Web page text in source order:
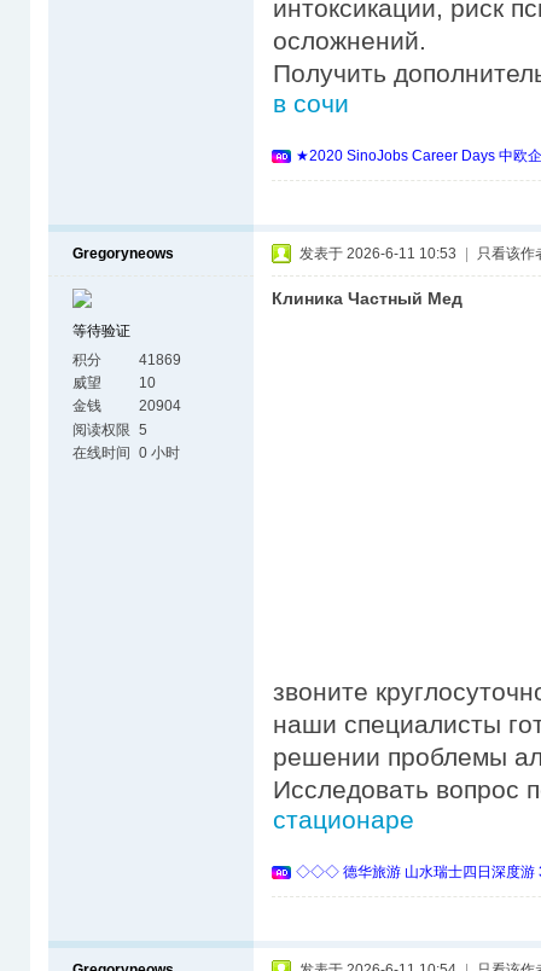
интоксикации, риск
осложнений.
Получить
в сочи
★2020 SinoJobs Career Days 中欧
Gregoryneows
等待验证
积分
41869
威望
10
金钱
20904
阅读权限 5
在线时间 0 小时
发表于 2026-6-11 10:53 只看该作
Клиника Частный Мед
звоните
наши специалисты
решении проблемы
Исследовать вопрос
стационаре
◇◇◇ 德华旅游 山水瑞士四日深度